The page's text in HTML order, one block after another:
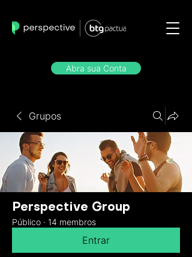
Abra sua Conta
Grupos
Perspective Group
Público · 14 membros
Entrar